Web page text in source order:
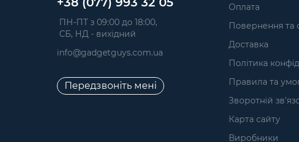
ПН-ПТ з 09:00 до 18:00,
СБ, НД - вихідний
info@gadgetguys.com.ua
Передзвоніть мені
Оплата
Повернення та
Доставка
Політика
Правила та
Зворотній
Карта сайту
Виробники